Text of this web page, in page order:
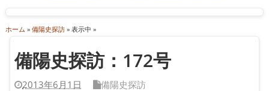
ホーム » 備陽史探訪» 表示中 »
備陽史探訪：172号
2013年6月1日 備陽史探訪